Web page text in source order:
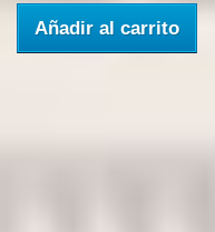
Añadir al carrito